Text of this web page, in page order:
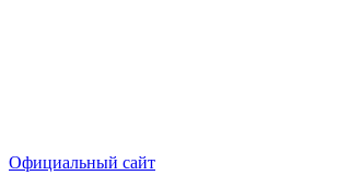
Официальный сайт